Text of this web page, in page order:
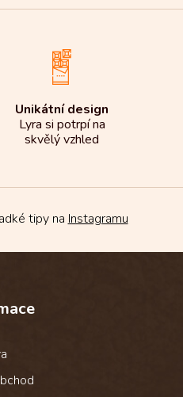
Unikátní design
Lyra si potrpí na
skvělý vzhled
tipy naInstagramu